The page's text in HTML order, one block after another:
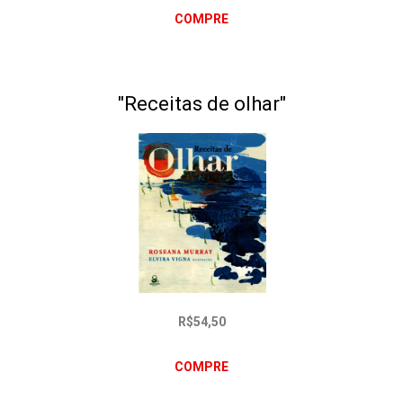
COMPRE
"Receitas de olhar"
R$54,50
COMPRE